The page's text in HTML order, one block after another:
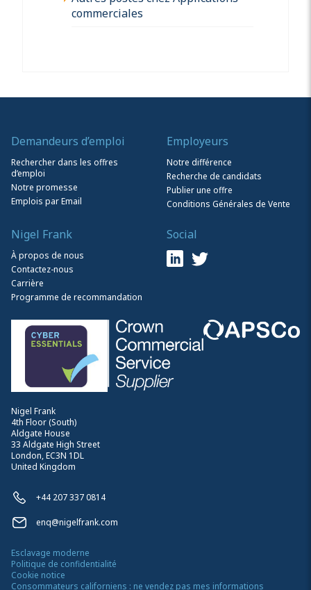
commerciales
Nigel Frank
4th Floor (South)
Aldgate House
33 Aldgate High Street
London, EC3N 1DL
United Kingdom
+44 207 337 0814
enq@nigelfrank.com
Demandeurs d’emploi
Rechercher dans les offres
d’emploi
Notre promesse
Emplois par Email
Employeurs
Notre différence
Recherche de candidats
Publier une offre
Conditions Générales de Vente
Nigel Frank
À propos de nous
Contactez-nous
Carrière
Programme de recommandation
Social
Esclavage moderne
Politique de confidentialité
Cookie notice
Consommateurs californiens : ne vendez pas mes informations